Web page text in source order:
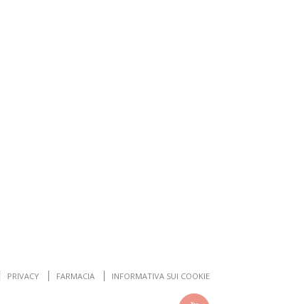
PRIVACY FARMACIA INFORMATIVA SUI COOKIE